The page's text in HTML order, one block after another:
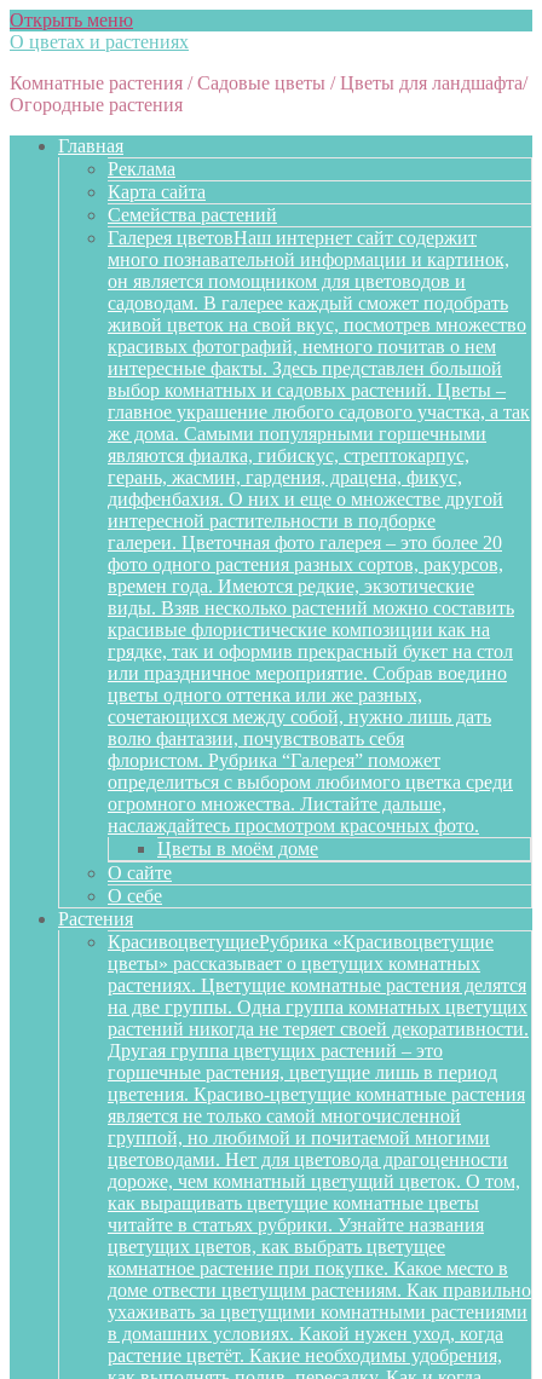
Открыть меню
О цветах и растениях
Комнатные растения / Садовые цветы / Цветы для ландшафта/
Огородные растения
Главная
Реклама
Карта сайта
Семейства растений
Галерея цветовНаш интернет сайт содержит
много познавательной информации и картинок,
он является помощником для цветоводов и
садоводам. В галерее каждый сможет подобрать
живой цветок на свой вкус, посмотрев множество
красивых фотографий, немного почитав о нем
интересные факты. Здесь представлен большой
выбор комнатных и садовых растений. Цветы –
главное украшение любого садового участка, а так
же дома. Самыми популярными горшечными
являются фиалка, гибискус, стрептокарпус,
герань, жасмин, гардения, драцена, фикус,
диффенбахия. О них и еще о множестве другой
интересной растительности в подборке
галереи. Цветочная фото галерея – это более 20
фото одного растения разных сортов, ракурсов,
времен года. Имеются редкие, экзотические
виды. Взяв несколько растений можно составить
красивые флористические композиции как на
грядке, так и оформив прекрасный букет на стол
или праздничное мероприятие. Собрав воедино
цветы одного оттенка или же разных,
сочетающихся между собой, нужно лишь дать
волю фантазии, почувствовать себя
флористом. Рубрика “Галерея” поможет
определиться с выбором любимого цветка среди
огромного множества. Листайте дальше,
наслаждайтесь просмотром красочных фото.
Цветы в моём доме
О сайте
О себе
Растения
КрасивоцветущиеРубрика «Красивоцветущие
цветы» рассказывает о цветущих комнатных
растениях. Цветущие комнатные растения делятся
на две группы. Одна группа комнатных цветущих
растений никогда не теряет своей декоративности.
Другая группа цветущих растений – это
горшечные растения, цветущие лишь в период
цветения. Красиво-цветущие комнатные растения
является не только самой многочисленной
группой, но любимой и почитаемой многими
цветоводами. Нет для цветовода драгоценности
дороже, чем комнатный цветущий цветок. О том,
как выращивать цветущие комнатные цветы
читайте в статьях рубрики. Узнайте названия
цветущих цветов, как выбрать цветущее
комнатное растение при покупке. Какое место в
доме отвести цветущим растениям. Как правильно
ухаживать за цветущими комнатными растениями
в домашних условиях. Какой нужен уход, когда
растение цветёт. Какие необходимы удобрения,